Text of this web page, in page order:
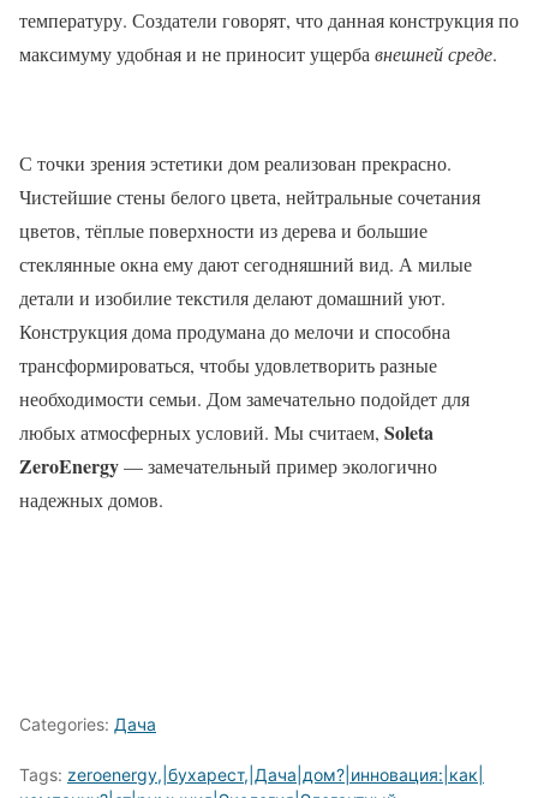
температуру. Создатели говорят, что данная конструкция по
максимуму удобная и не приносит ущерба внешней среде.
С точки зрения эстетики дом реализован прекрасно.
Чистейшие стены белого цвета, нейтральные сочетания
цветов, тёплые поверхности из дерева и большие
стеклянные окна ему дают сегодняшний вид. А милые
детали и изобилие текстиля делают домашний уют.
Конструкция дома продумана до мелочи и способна
трансформироваться, чтобы удовлетворить разные
необходимости семьи. Дом замечательно подойдет для
любых атмосферных условий. Мы считаем, Soleta
ZeroEnergy— замечательный пример экологично
надежных домов.
Categories: Дача
Tags: zeroenergy,|бухарест,|Дача|дом?|инновация:|как|